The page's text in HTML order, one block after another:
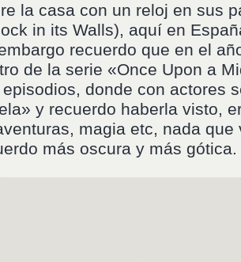
la casa con un reloj en sus
in its Walls), aquí en
recuerdo que en el
de la serie «Once Upon a
donde con actores
y recuerdo haberla visto,
magia etc, nada que
más oscura y más gótica.